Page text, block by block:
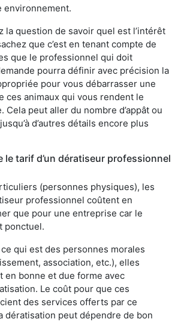
environnement.
la question de savoir quel est l’intérêt
que c’est en tenant compte de
que le professionnel qui doit
pourra définir avec précision la
pour vous débarrasser une
ces animaux qui vous rendent le
Cela peut aller du nombre d’appât ou
d’autres détails encore plus
le tarif d’un dératiseur professionnel
(personnes physiques), les
professionnel coûtent en
que pour une entreprise car le
ponctuel.
qui est des personnes morales
association, etc.), elles
en bonne et due forme avec
Le coût pour que ces
des services offerts par ce
dératisation peut dépendre de bon